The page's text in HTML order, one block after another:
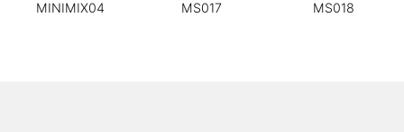
MINIMIX04 MS017 MS018